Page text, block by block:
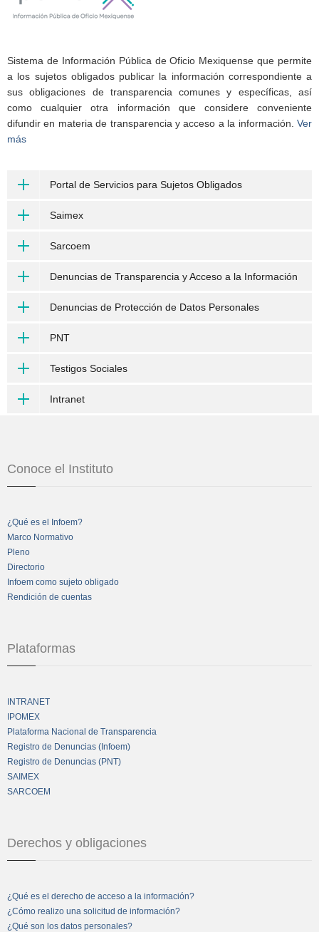
Sistema de Información Pública de Oficio Mexiquense que permite
a los sujetos obligados publicar la información correspondiente a
sus obligaciones de transparencia comunes y específicas, así
como cualquier otra información que considere conveniente
difundir en materia de transparencia y acceso a la información. Ver
más
Portal de Servicios para Sujetos Obligados
Saimex
Sarcoem
Denuncias de Transparencia y Acceso a la Información
Denuncias de Protección de Datos Personales
PNT
Testigos Sociales
Intranet
Conoce el Instituto
¿Qué es el Infoem?
Marco Normativo
Pleno
Directorio
Infoem como sujeto obligado
Rendición de cuentas
Plataformas
INTRANET
IPOMEX
Plataforma Nacional de Transparencia
Registro de Denuncias (Infoem)
Registro de Denuncias (PNT)
SAIMEX
SARCOEM
Derechos y obligaciones
¿Qué es el derecho de acceso a la información?
¿Cómo realizo una solicitud de información?
¿Qué son los datos personales?